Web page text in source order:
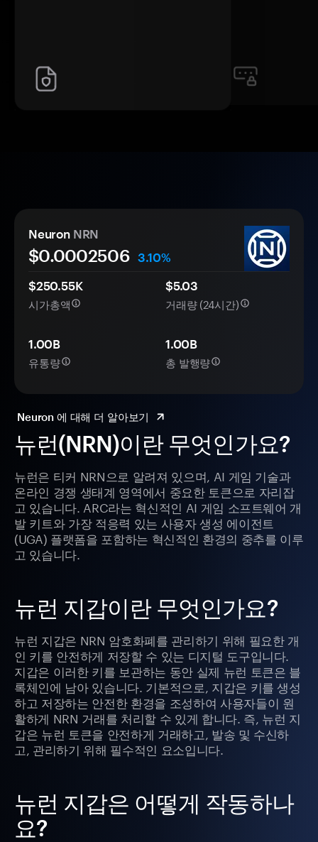
뉴런(NRN)이란 무엇인가요?
뉴런은 티커 NRN으로 알려져 있으며, AI 게임 기술과
온라인 경쟁 생태계 영역에서 중요한 토큰으로 자리잡
고 있습니다. ARC라는 혁신적인 AI 게임 소프트웨어 개
발 키트와 가장 적응력 있는 사용자 생성 에이전트
(UGA) 플랫폼을 포함하는 혁신적인 환경의 중추를 이루
고 있습니다.
뉴런 지갑이란 무엇인가요?
뉴런 지갑은 NRN 암호화폐를 관리하기 위해 필요한 개
인 키를 안전하게 저장할 수 있는 디지털 도구입니다.
지갑은 이러한 키를 보관하는 동안 실제 뉴런 토큰은 블
록체인에 남아 있습니다. 기본적으로, 지갑은 키를 생성
하고 저장하는 안전한 환경을 조성하여 사용자들이 원
활하게 NRN 거래를 처리할 수 있게 합니다. 즉, 뉴런 지
갑은 뉴런 토큰을 안전하게 거래하고, 발송 및 수신하
고, 관리하기 위해 필수적인 요소입니다.
뉴런 지갑은 어떻게 작동하나
요?
Neuron NRN
$0.0002506
3.10%
$250.55K
시가총액
$5.03
거래량 (24시간)
1.00B
유통량
1.00B
총 발행량
Neuron 에 대해 더 알아보기